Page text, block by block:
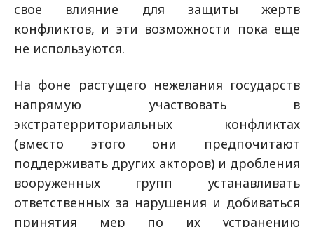
свое влияние для защиты жертв
конфликтов, и эти возможности пока еще
не используются.
На фоне растущего нежелания государств
напрямую участвовать в
экстратерриториальных конфликтах
(вместо этого они предпочитают
поддерживать других акторов) и дробления
вооруженных групп устанавливать
ответственных за нарушения и добиваться
принятия мер по их устранению